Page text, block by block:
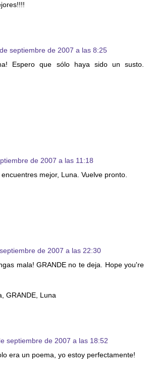
septiembre de 2007 a las 8:25
Espero que sólo haya sido un susto.
de 2007 a las 11:18
mejor, Luna. Vuelve pronto.
de 2007 a las 22:30
mala! GRANDE no te deja. Hope you're
GRANDE, Luna
septiembre de 2007 a las 18:52
era un poema, yo estoy perfectamente!